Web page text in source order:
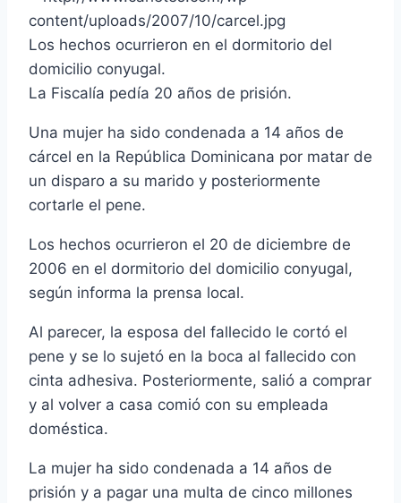
Los hechos ocurrieron en el dormitorio del
domicilio conyugal.
La Fiscalí­a pedí­a 20 años de prisión.
Una mujer ha sido condenada a 14 años de
cárcel en la República Dominicana por matar de
un disparo a su marido y posteriormente
cortarle el pene.
Los hechos ocurrieron el 20 de diciembre de
2006 en el dormitorio del domicilio conyugal,
según informa la prensa local.
Al parecer, la esposa del fallecido le cortó el
pene y se lo sujetó en la boca al fallecido con
cinta adhesiva. Posteriormente, salió a comprar
y al volver a casa comió con su empleada
doméstica.
La mujer ha sido condenada a 14 años de
prisión y a pagar una multa de cinco millones